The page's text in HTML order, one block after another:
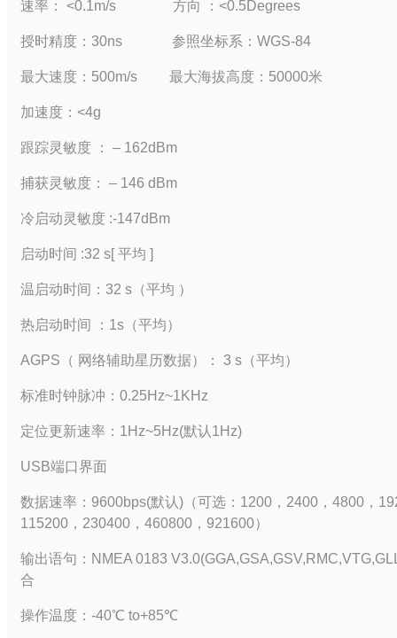
速率： <0.1m/s 方向 ：<0.5Degrees
授时精度：30ns 参照坐标系：WGS-84
最大速度：500m/s 最大海拔高度：50000米
加速度：<4g
跟踪灵敏度 ： – 162dBm
捕获灵敏度： – 146 dBm
冷启动灵敏度 :-147dBm
启动时间 :32 s[ 平均 ]
温启动时间：32 s（平均 ）
热启动时间 ：1s（平均）
AGPS（ 网络辅助星历数据）： 3 s（平均）
标准时钟脉冲：0.25Hz~1KHz
定位更新速率：1Hz~5Hz(默认1Hz)
USB端口界面
数据速率：9600bps(默认)（可选：1200，2400，4800，
115200，230400，460800，921600）
输出语句：NMEA 0183
合
操作温度：-40℃ to+85℃